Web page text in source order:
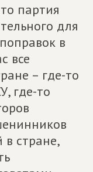
партия
для
в
все
– где-то
где-то
в стране,